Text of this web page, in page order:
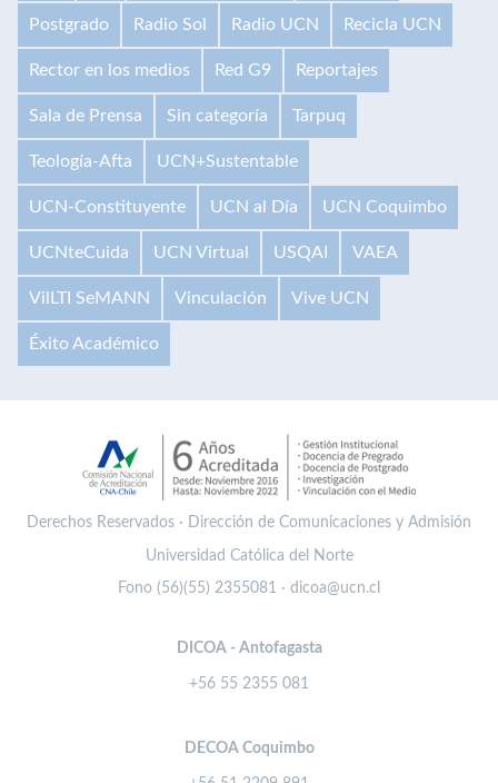
Postgrado Radio Sol Radio UCN Recicla UCN
Rector en los medios Red G9 Reportajes
Sala de Prensa Sin categoría Tarpuq
Teología-Afta UCN+Sustentable
UCN-Constituyente UCN al Día UCN Coquimbo
UCNteCuida UCN Virtual USQAI VAEA
VilLTI SeMANN Vinculación Vive UCN
Éxito Académico
Derechos Reservados · Dirección de Comunicaciones y Admisión
Universidad Católica del Norte
Fono (56)(55) 2355081 · dicoa@ucn.cl
DICOA - Antofagasta
+56 55 2355 081
DECOA Coquimbo